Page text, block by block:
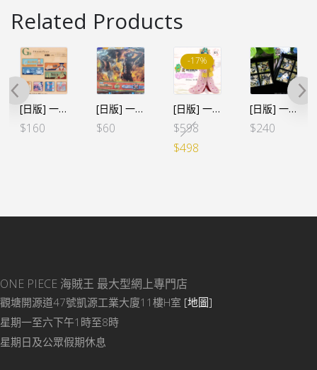
Related Products
[日版] 一番くじ -情感回憶2- G賞 毛巾 (全８種SET)
$160
[日版] 一番賞 A3膠枱墊 – 艾斯 ＆ 路飛
$60
-17%
[日版] 一番賞 -華ノ幕- B賞 小紫 (!!盒殘)
$598Original
price
$498
Current
price
[日版] 一番くじ 赤鞘九人男 – G賞 玻璃碟 (全12種)
$240
ONE PIECE 海賊王 最大型網上專門店
觀塘開源道47號凱源工業大廈11樓H室 [地圖]
星期一至六下午1時至8時
星期日及公眾假期休息